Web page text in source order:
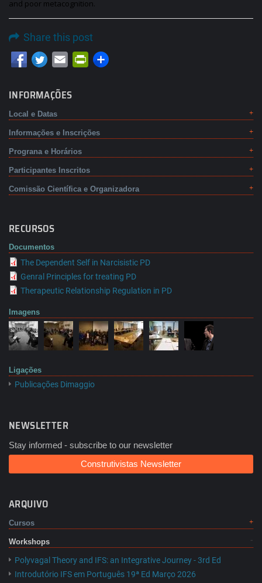
and poor metacognition.
Share this post
Email PrintFriendly
INFORMAÇÕES
Local e Datas
Informações e Inscrições
Prograna e Horários
Participantes Inscritos
Comissão Científica e Organizadora
RECURSOS
Documentos
The Dependent Self in Narcisistic PD
Genral Principles for treating PD
Therapeutic Relationship Regulation in PD
Imagens
Ligações
Publicações Dimaggio
NEWSLETTER
Stay informed - subscribe to our newsletter
Construtivistas Newsletter
ARQUIVO
Cursos
Workshops
Polyvagal Theory and IFS: an Integrative Journey - 3rd Ed
Introdutório IFS em Português 19ª Ed Março 2026